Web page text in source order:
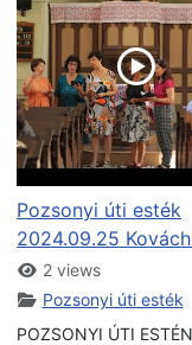
Pozsonyi úti esték
2024.09.25
2 views
Pozsonyi úti esték
POZSONYI ÚTI